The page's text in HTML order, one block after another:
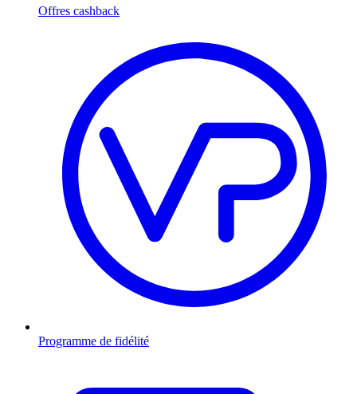
Offres cashback
Programme de fidélité